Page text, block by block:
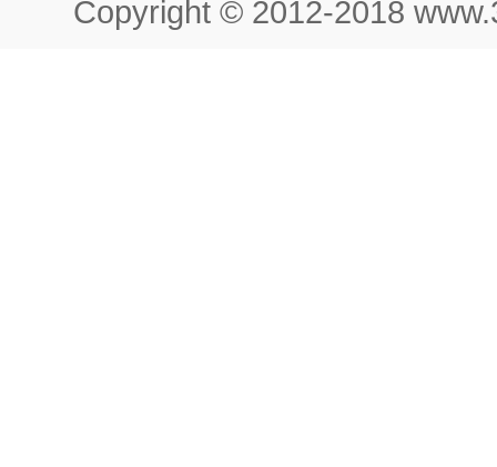
Copyright © 2012-2018